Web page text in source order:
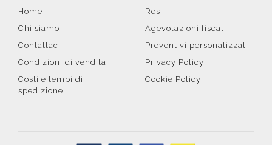
Home
Chi siamo
Contattaci
Condizioni di vendita
Costi e tempi di
spedizione
Resi
Agevolazioni fiscali
Preventivi personalizzati
Privacy Policy
Cookie Policy